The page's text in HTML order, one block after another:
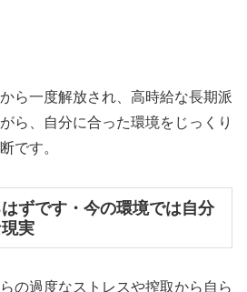
ら一度解放され、高時給な長期派
ら、自分に合った環境をじっくり
です。
ずです・今の環境では自分
実
の過度なストレスや搾取から自ら